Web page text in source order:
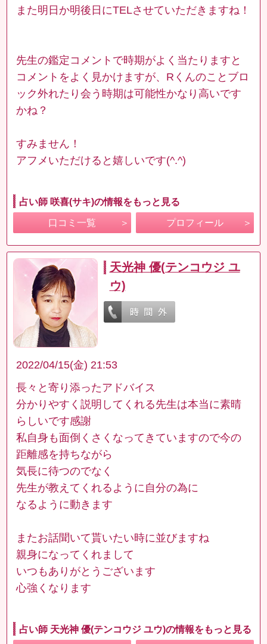
また明日か明後日にTELさせていただきますね！
先生の鑑定コメントで時期がよく当たりますと
コメントをよく見かけますが、Rくんのことブロ
ック外れたり会う時期は可能性かなり高いです
かね？
すみません！
アフメいただけると嬉しいです(^.^)
占い師 咲喜(サキ)の情報をもっと見る
口コミ一覧 プロフィール
天光神 優(テンコウジ ユ
ウ)
2022/04/15(金) 21:53
長々と寄り添ったアドバイス
分かりやすく説明してくれる先生は本当に素晴
らしいです感謝
私自身も面倒くさくなってきていますので今の
距離感を持ちながら
気長に待つのでなく
先生が教えてくれるように自分の為に
なるように動きます
またお話聞いて貰いたい時に並びますね
親身になってくれまして
いつもありがとうございます
心強くなります
占い師 天光神 優(テンコウジ ユウ)の情報をもっと見る